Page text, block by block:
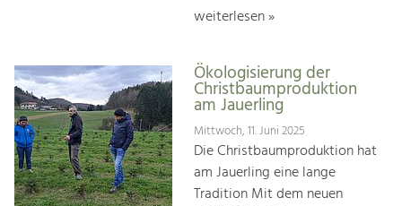
weiterlesen »
Ökologisierung der
Christbaumproduktion
am Jauerling
Mittwoch, 11. Juni 2025
Die Christbaumproduktion hat
am Jauerling eine lange
Tradition Mit dem neuen